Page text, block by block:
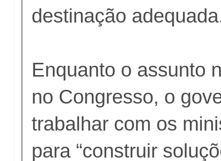
destinação
Enquanto o assunto
no Congresso, o
trabalhar com os
para “construir